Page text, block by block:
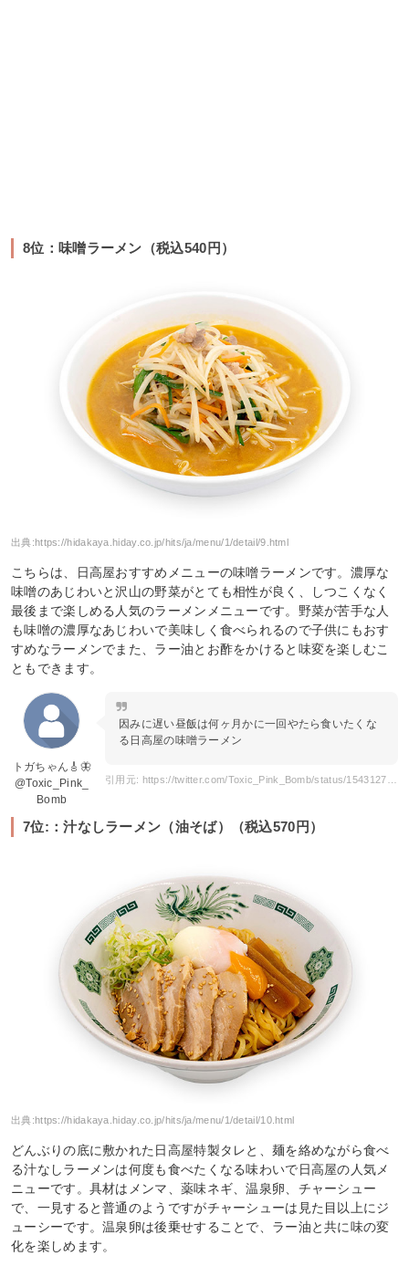
8位：味噌ラーメン（税込540円）
出典:https://hidakaya.hiday.co.jp/hits/ja/menu/1/detail/9.html
こちらは、日高屋おすすめメニューの味噌ラーメンです。濃厚な
味噌のあじわいと沢山の野菜がとても相性が良く、しつこくなく
最後まで楽しめる人気のラーメンメニューです。野菜が苦手な人
も味噌の濃厚なあじわいで美味しく食べられるので子供にもおす
すめなラーメンでまた、ラー油とお酢をかけると味変を楽しむこ
ともできます。
トガちゃん🎸🦋
@Toxic_Pink_
Bomb
因みに遅い昼飯は何ヶ月かに一回やたら食いたくな
る日高屋の味噌ラーメン
7位:：汁なしラーメン（油そば）（税込570円）
出典: https://hidakaya.hiday.co.jp/hits/ja/menu/1/detail/10.html
どんぶりの底に敷かれた日高屋特製タレと、麺を絡めながら食べ
る汁なしラーメンは何度も食べたくなる味わいで日高屋の人気メ
ニューです。具材はメンマ、薬味ネギ、温泉卵、チャーシュー
で、一見すると普通のようですがチャーシューは見た目以上にジ
ューシーです。温泉卵は後乗せすることで、ラー油と共に味の変
化を楽しめます。